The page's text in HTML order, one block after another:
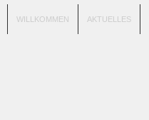
WILLKOMMEN AKTUELLES